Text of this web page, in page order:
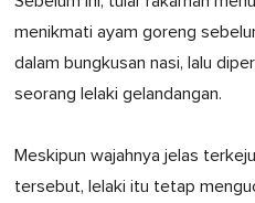
menikmati ayam goreng
dalam bungkusan nasi, lalu
seorang lelaki gelandangan.
Meskipun wajahnya jelas
tersebut, lelaki itu tetap